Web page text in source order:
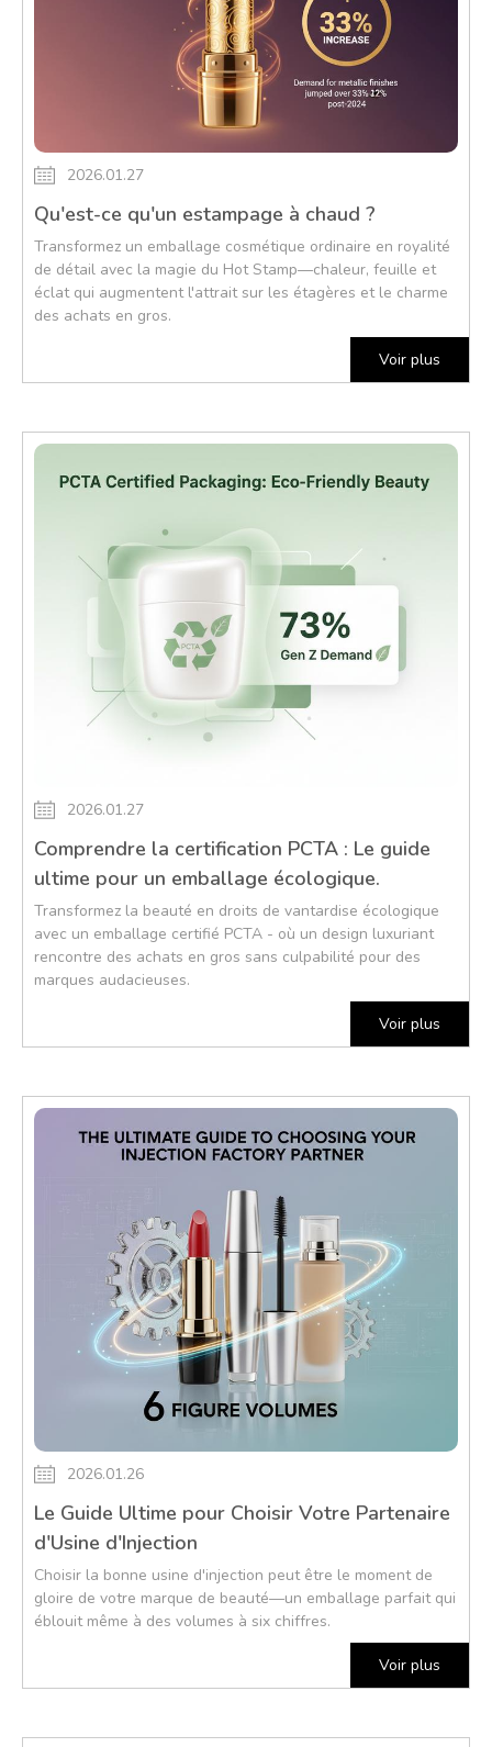
2026.01.27
Qu'est-ce qu'un estampage à chaud ?
Transformez un emballage cosmétique ordinaire en royalité
de détail avec la magie du Hot Stamp—chaleur, feuille et
éclat qui augmentent l'attrait sur les étagères et le charme
des achats en gros.
Voir plus
2026.01.27
Comprendre la certification PCTA : Le guide
ultime pour un emballage écologique.
Transformez la beauté en droits de vantardise écologique
avec un emballage certifié PCTA - où un design luxuriant
rencontre des achats en gros sans culpabilité pour des
marques audacieuses.
Voir plus
2026.01.26
Le Guide Ultime pour Choisir Votre Partenaire
d'Usine d'Injection
Choisir la bonne usine d'injection peut être le moment de
gloire de votre marque de beauté—un emballage parfait qui
éblouit même à des volumes à six chiffres.
Voir plus